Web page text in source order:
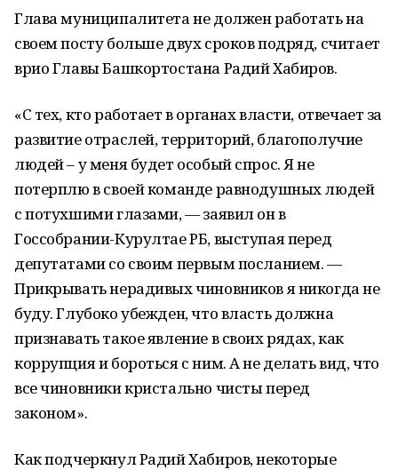
Глава муниципалитета не должен работать на
своем посту больше двух сроков подряд, считает
врио Главы Башкортостана Радий Хабиров.
«С тех, кто работает в органах власти, отвечает за
развитие отраслей, территорий, благополучие
людей – у меня будет особый спрос. Я не
потерплю в своей команде равнодушных людей
с потухшими глазами, — заявил он в
Госсобрании-Курултае РБ, выступая перед
депутатами со своим первым посланием. —
Прикрывать нерадивых чиновников я никогда не
буду. Глубоко убежден, что власть должна
признавать такое явление в своих рядах, как
коррупция и бороться с ним. А не делать вид, что
все чиновники кристально чисты перед
законом».
Как подчеркнул Радий Хабиров, некоторые